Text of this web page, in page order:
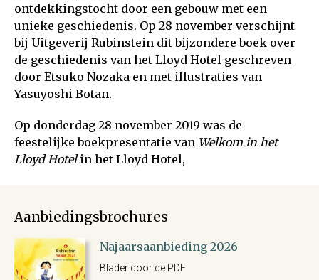
ontdekkingstocht door een gebouw met een
unieke geschiedenis. Op 28 november verschijnt
bij Uitgeverij Rubinstein dit bijzondere boek over
de geschiedenis van het Lloyd Hotel geschreven
door Etsuko Nozaka en met illustraties van
Yasuyoshi Botan.
Op donderdag 28 november 2019 was de
feestelijke boekpresentatie van Welkom in het
Lloyd Hotelin het Lloyd Hotel,
Aanbiedingsbrochures
Najaarsaanbieding 2026
Blader door de PDF